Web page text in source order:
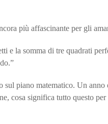
più affascinante per gli
e la somma di tre quadrati
piano matematico. Un
cosa significa tutto questo